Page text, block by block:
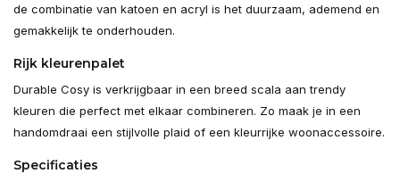
de combinatie van katoen en acryl is het duurzaam, ademend en
gemakkelijk te onderhouden.
Rijk kleurenpalet
Durable Cosy is verkrijgbaar in een breed scala aan trendy
kleuren die perfect met elkaar combineren. Zo maak je in een
handomdraai een stijlvolle plaid of een kleurrijke woonaccessoire.
Specificaties